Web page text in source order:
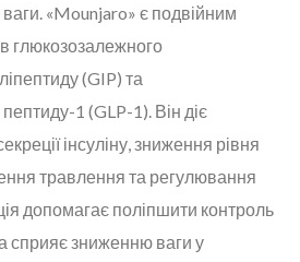
«Mounjaro» є подвійним
глюкозозалежного
(GIP) та
1 (GLP-1). Він діє
інсуліну, зниження рівня
травлення та регулювання
допомагає поліпшити контроль
сприяє зниженню ваги у